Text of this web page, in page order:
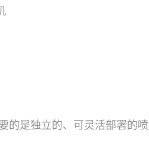
的是独立的、可灵活部署的